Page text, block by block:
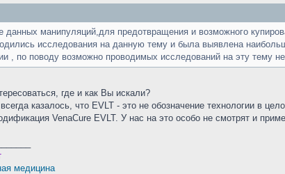
данных манипуляций,для предотвращения и возможного
исследования на данную тему и была выявлена
, по поводу возможно проводимых исследований на эту тему
где и как Вы искали?
казалось, что EVLT - это не обозначение технологии в
VenaCure EVLT. У нас на это особо не смотрят и
медицина